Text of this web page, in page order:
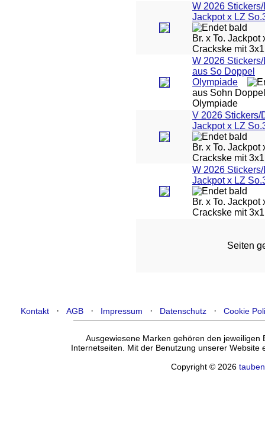
W 2026
Jackpot x LZ
Br. x To. Jackpot
Crackske mit
W 2026
aus So Doppel
Olympiade
aus Sohn Doppel
Olympiade
V 2026 Stickers/
Jackpot x LZ
Br. x To. Jackpot
Crackske mit
W 2026
Jackpot x LZ
Br. x To. Jackpot
Crackske mit
Seiten
Kontakt · AGB · Impressum · Datenschutz · Cookie
Ausgewiesene Marken gehören den
Internetseiten. Mit der Benutzung unserer Website
Copyright © 2026